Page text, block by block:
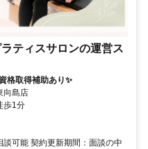
ティスサロンの運営ス
格取得補助あり✨
向島店
歩1分
可能 契約更新期間：面談の中